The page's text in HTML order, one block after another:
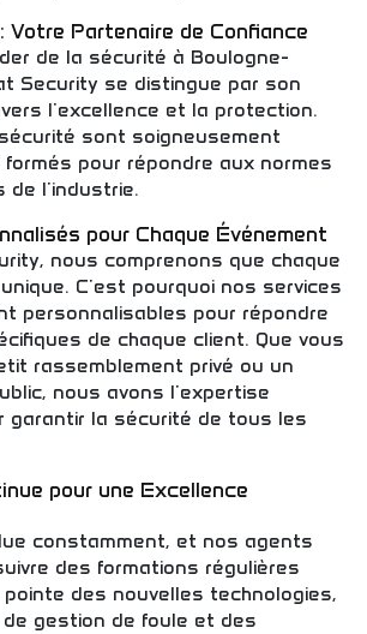
Votre Partenaire de Confiance
de la sécurité à Boulogne-
Security se distingue par son
l'excellence et la protection.
sont soigneusement
pour répondre aux normes
de l'industrie.
pour Chaque Événement
nous comprenons que chaque
C'est pourquoi nos services
personnalisables pour répondre
de chaque client. Que vous
rassemblement privé ou un
nous avons l'expertise
garantir la sécurité de tous les
pour une Excellence
constamment, et nos agents
des formations régulières
des nouvelles technologies,
gestion de foule et des